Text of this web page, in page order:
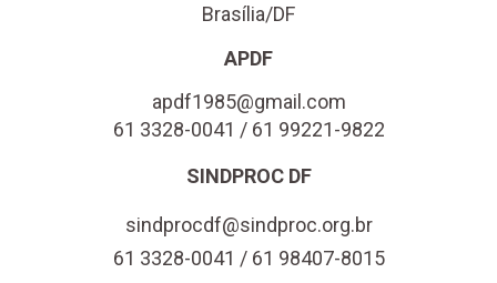
Brasília/DF
APDF
apdf1985@gmail.com
61 3328-0041 / 61 99221-9822
SINDPROC DF
sindprocdf@sindproc.org.br
61 3328-0041 / 61 98407-8015